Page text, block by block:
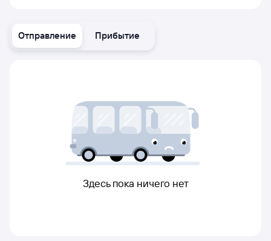
Отправление Прибытие
Здесь пока ничего нет